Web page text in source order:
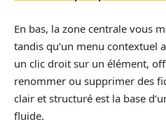
En bas, la zone centrale vous
tandis qu’un menu contextuel
un clic droit sur un élément,
renommer ou supprimer des
clair et structuré est la base
fluide.